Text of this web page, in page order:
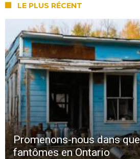
LE PLUS RÉCENT
Promenons-nous dans
fantômes en Ontario